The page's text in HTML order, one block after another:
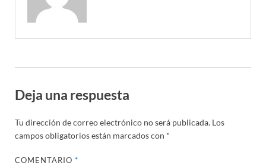
Deja una respuesta
Tu dirección de correo electrónico no será publicada. Los
campos obligatorios están marcados con *
COMENTARIO*